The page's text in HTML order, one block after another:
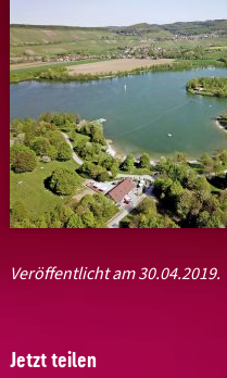
Veröffentlicht am 30.04.2019.
Jetzt teilen